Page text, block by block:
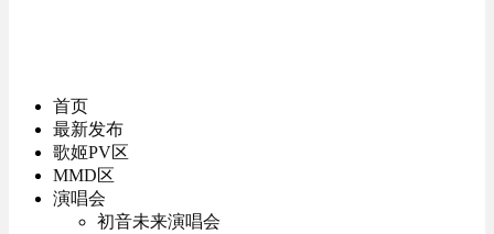
首页
最新发布
歌姬PV区
MMD区
演唱会
初音未来演唱会